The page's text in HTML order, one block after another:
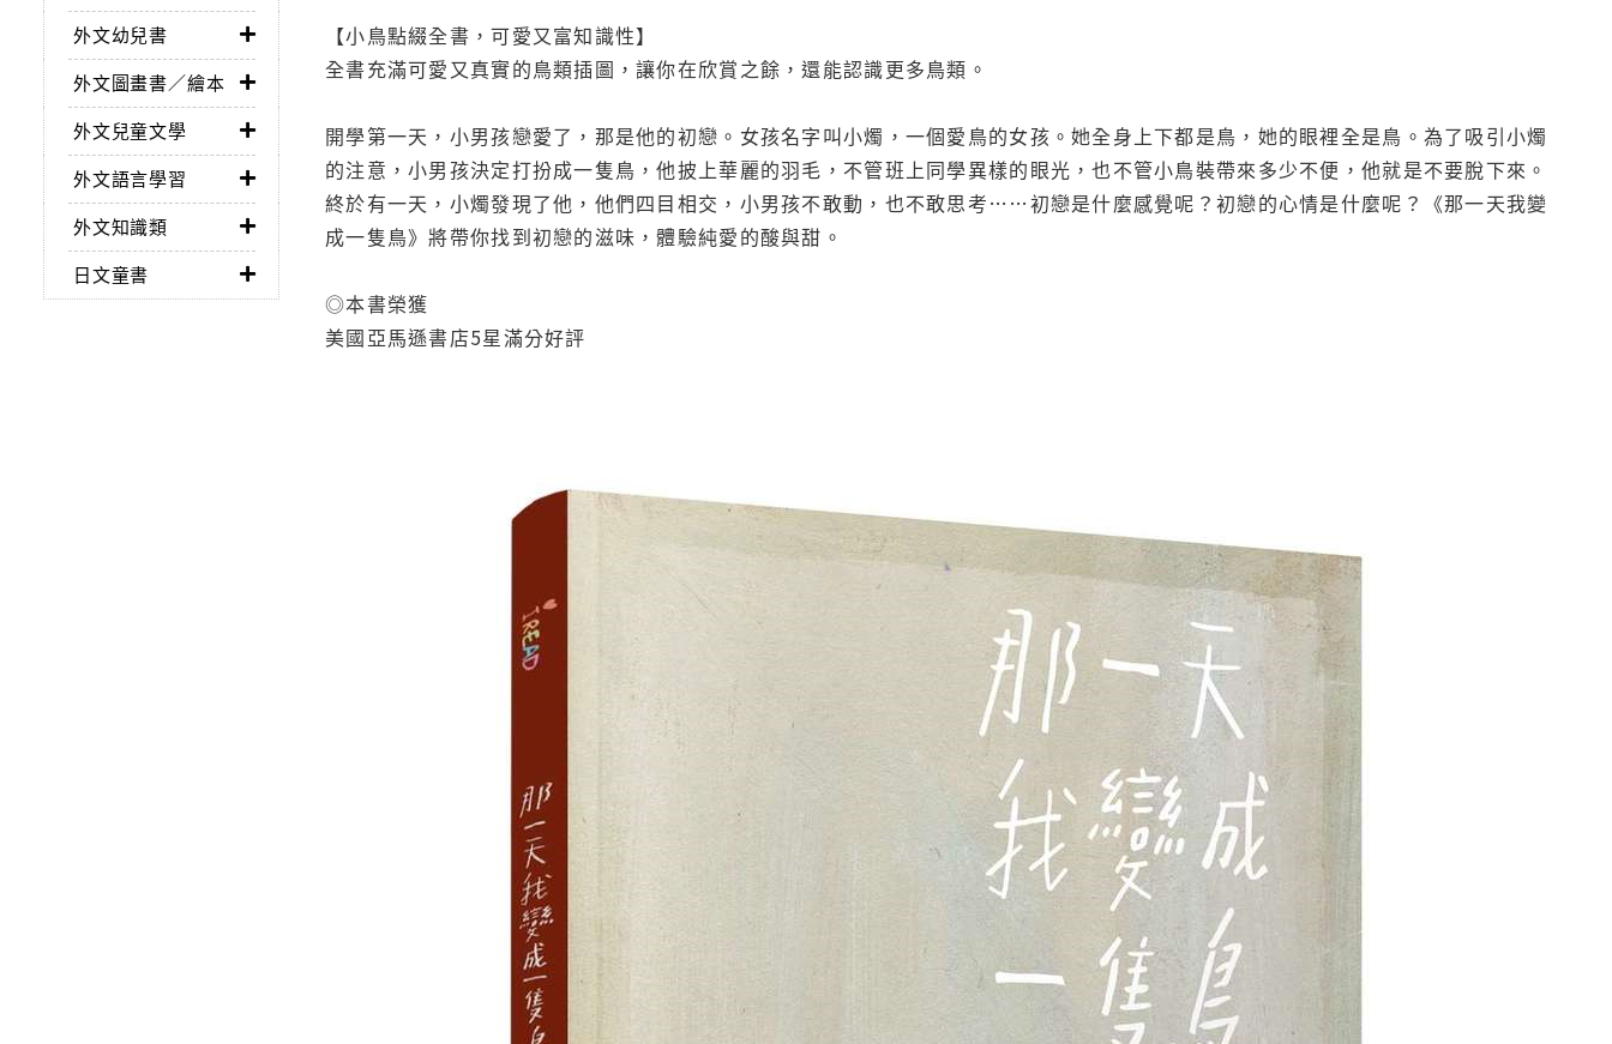
外文幼兒書
外文圖畫書／繪本
外文兒童文學
外文語言學習
外文知識類
日文童書
【小鳥點綴全書，可愛又富知識性】
全書充滿可愛又真實的鳥類插圖，讓你在欣賞之餘，還能認識更多鳥類。
開學第一天，小男孩戀愛了，那是他的初戀。女孩名字叫小燭，一個愛鳥的女孩。她全身上下都是鳥，她的眼裡全是鳥。為了吸引小燭
的注意，小男孩決定打扮成一隻鳥，他披上華麗的羽毛，不管班上同學異樣的眼光，也不管小鳥裝帶來多少不便，他就是不要脫下來。
終於有一天，小燭發現了他，他們四目相交，小男孩不敢動，也不敢思考……初戀是什麼感覺呢？初戀的心情是什麼呢？《那一天我變
成一隻鳥》將帶你找到初戀的滋味，體驗純愛的酸與甜。
◎本書榮獲
美國亞馬遜書店5星滿分好評